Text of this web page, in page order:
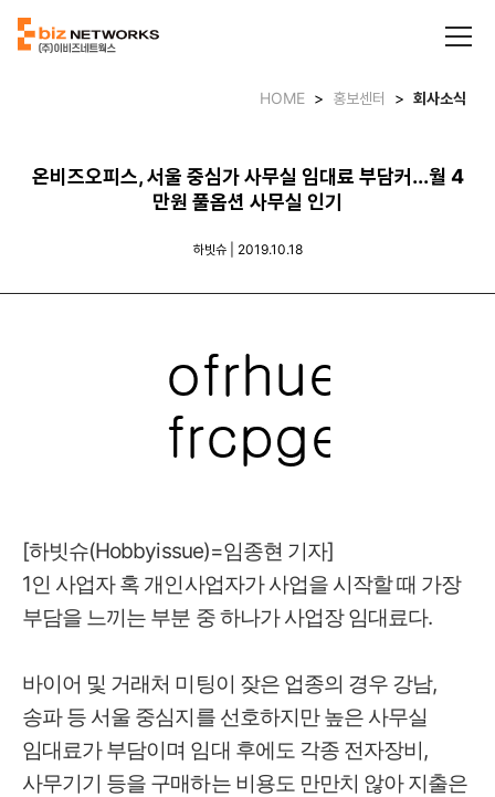
HOME > 홍보센터 > 회사소식
온비즈오피스, 서울 중심가 사무실 임대료 부담커...월 4
만원 풀옵션 사무실 인기
하빗슈 | 2019.10.18
[하빗슈(Hobbyissue)=임종현 기자]
1인 사업자 혹 개인사업자가 사업을 시작할 때 가장
부담을 느끼는 부분 중 하나가 사업장 임대료다.
바이어 및 거래처 미팅이 잦은 업종의 경우 강남,
송파 등 서울 중심지를 선호하지만 높은 사무실
임대료가 부담이며 임대 후에도 각종 전자장비,
사무기기 등을 구매하는 비용도 만만치 않아 지출은